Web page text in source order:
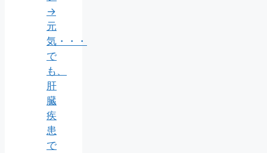
→
元
気・・・
で
も、
肝
臓
疾
患
で